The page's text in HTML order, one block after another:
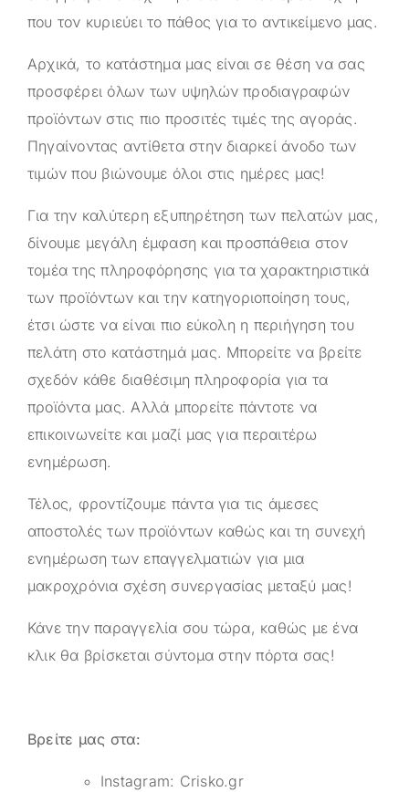
που τον κυριεύει το πάθος για το αντικείμενο μας.
Αρχικά, το κατάστημα μας είναι σε θέση να σας
προσφέρει όλων των υψηλών προδιαγραφών
προϊόντων στις πιο προσιτές τιμές της αγοράς.
Πηγαίνοντας αντίθετα στην διαρκεί άνοδο των
τιμών που βιώνουμε όλοι στις ημέρες μας!
Για την καλύτερη εξυπηρέτηση των πελατών μας,
δίνουμε μεγάλη έμφαση και προσπάθεια στον
τομέα της πληροφόρησης για τα χαρακτηριστικά
των προϊόντων και την κατηγοριοποίηση τους,
έτσι ώστε να είναι πιο εύκολη η περιήγηση του
πελάτη στο κατάστημά μας. Μπορείτε να βρείτε
σχεδόν κάθε διαθέσιμη πληροφορία για τα
προϊόντα μας. Αλλά μπορείτε πάντοτε να
επικοινωνείτε και μαζί μας για περαιτέρω
ενημέρωση.
Τέλος, φροντίζουμε πάντα για τις άμεσες
αποστολές των προϊόντων καθώς και τη συνεχή
ενημέρωση των επαγγελματιών για μια
μακροχρόνια σχέση συνεργασίας μεταξύ μας!
Κάνε την παραγγελία σου τώρα, καθώς με ένα
κλικ θα βρίσκεται σύντομα στην πόρτα σας!
Βρείτε μας στα:
Instagram: Crisko.gr